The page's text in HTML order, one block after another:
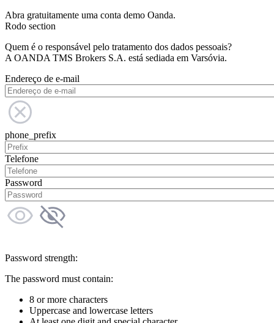
Abra gratuitamente uma conta demo Oanda.
Rodo section
Quem é o responsável pelo tratamento dos dados pessoais?
A OANDA TMS Brokers S.A. está sediada em Varsóvia.
Endereço de e-mail
phone_prefix
Telefone
Password
Password strength:
The password must contain:
8 or more characters
Uppercase and lowercase letters